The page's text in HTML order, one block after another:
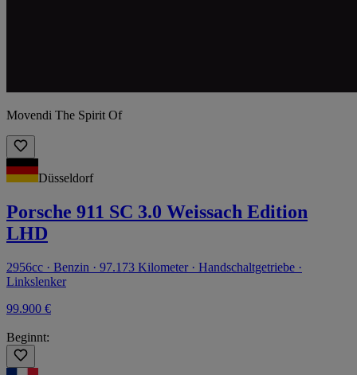
Movendi The Spirit Of
Düsseldorf
Porsche 911 SC 3.0 Weissach Edition
LHD
2956cc · Benzin · 97.173 Kilometer · Handschaltgetriebe ·
Linkslenker
99.900 €
Beginnt: